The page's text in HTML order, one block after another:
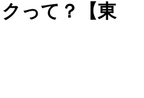
って？【東